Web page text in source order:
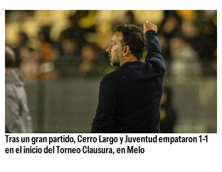
Tras un gran partido, Cerro Largo y Juventud empataron 1-1
en el inicio del Torneo Clausura, en Melo